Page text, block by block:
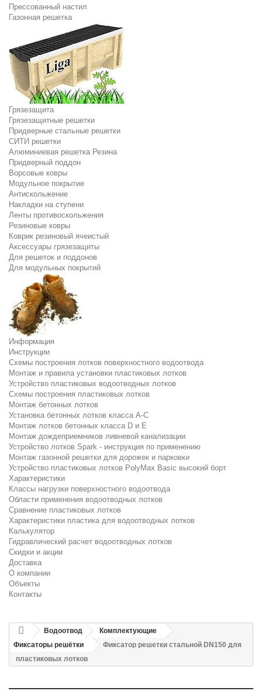
Прессованный настил
Газонная решетка
Грязезащита
Грязезащитные решетки
Придверные стальные решетки
СИТИ решетки
Алюминиевая решетка Резина
Придверный поддон
Ворсовые ковры
Модульное покрытие
Антискольжение
Накладки на ступени
Ленты противоскольжения
Резиновые ковры
Коврик резиновый ячеистый
Аксессуары грязезащиты
Для решеток и поддонов
Для модульных покрытий
Информация
Инструкции
Схемы построения лотков поверхностного водоотвода
Монтаж и правила установки пластиковых лотков
Устройство пластиковых водоотводных лотков
Схемы построения пластиковых лотков
Монтаж бетонных лотков
Установка бетонных лотков класса A-C
Монтаж лотков бетонных класса D и E
Монтаж дождеприемников ливневой канализации
Устройство лотков Spark - инструкция по применению
Монтаж газонной решетки для дорожек и парковки
Устройство пластиковых лотков PolyMax Basic высокий борт
Характеристики
Классы нагрузки поверхностного водоотвода
Области применения водоотводных лотков
Сравнение пластиковых лотков
Характеристики пластика для водоотводных лотков
Калькулятор
Гидравлический расчет водоотводных лотков
Скидки и акции
Доставка
О компании
Объекты
Контакты
Водоотвод
Комплектующие
Фиксаторы решётки
Фиксатор решетки стальной DN150 для
пластиковых лотков